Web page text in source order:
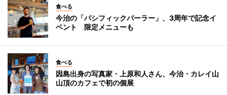
食べる
今治の「パシフィックパーラー」、3周年で記念イ
ベント 限定メニューも
食べる
因島出身の写真家・上原和人さん、今治・カレイ山
山頂のカフェで初の個展